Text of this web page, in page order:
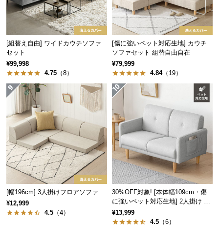
キ
ャ
セ
ル
に
つ
い
保
に
つ
い
会
員
[組替え自由] ワイドカウチソファ
セット
¥99,998
4.75 （8）
[傷に強いペット対応生地] カウチ
ソファセット 組替自由自在
¥79,999
4.84（19）
[幅196cm] 3人掛けフロアソファ
¥12,999
4.5 （4）
30%OFF対象! [本体幅109cm・傷
に強いペット対応生地] 2人掛け コ
ンパクトソファ ポケット付き
¥13,999
4.5 （6）